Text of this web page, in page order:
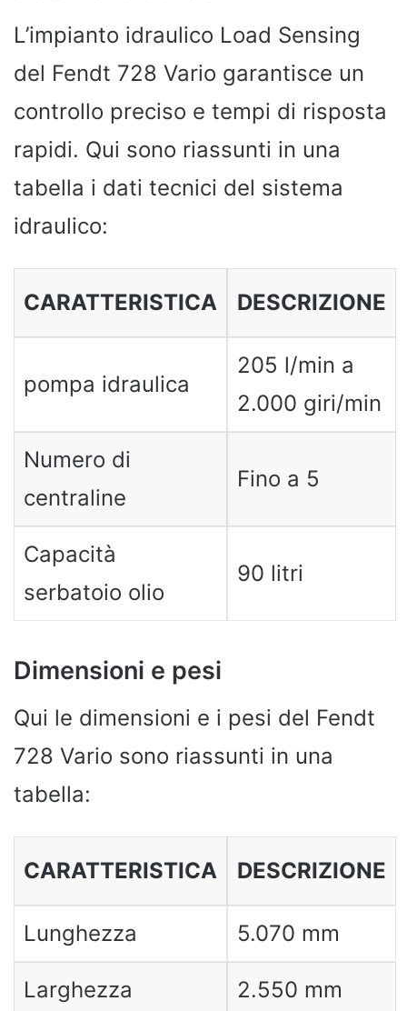
L’impianto idraulico Load Sensing
del Fendt 728 Vario garantisce un
controllo preciso e tempi di risposta
rapidi. Qui sono riassunti in una
tabella i dati tecnici del sistema
idraulico:
CARATTERISTICA DESCRIZIONE
pompa idraulica
205 l/min a
2.000 giri/min
Numero di
centraline
Fino a 5
Capacità
serbatoio olio
90 litri
Dimensioni e pesi
Qui le dimensioni e i pesi del Fendt
728 Vario sono riassunti in una
tabella:
CARATTERISTICA DESCRIZIONE
Lunghezza 5.070 mm
Larghezza 2.550 mm